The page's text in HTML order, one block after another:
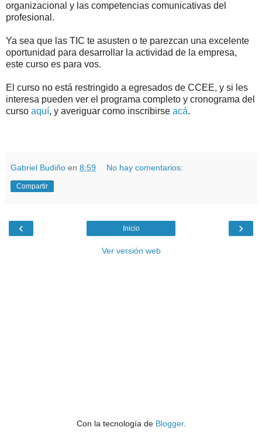
organizacional y las competencias comunicativas del
profesional.
Ya sea que las TIC te asusten o te parezcan una excelente
oportunidad para desarrollar la actividad de la empresa,
este curso es para vos.
El curso no está restringido a egresados de CCEE, y si les
interesa pueden ver el programa completo y cronograma del
curso aquí, y averiguar como inscribirse acá.
Gabriel Budiño en 8:59 No hay comentarios:
Compartir
‹ ›
Inicio
Ver versión web
Con la tecnología de Blogger.